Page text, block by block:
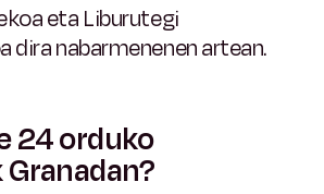
eta Liburutegi
dira nabarmenenen artean.
24 orduko